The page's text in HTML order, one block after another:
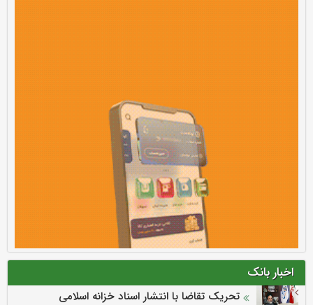
اخبار بانک
تحریک تقاضا با انتشار اسناد خزانه اسلامی